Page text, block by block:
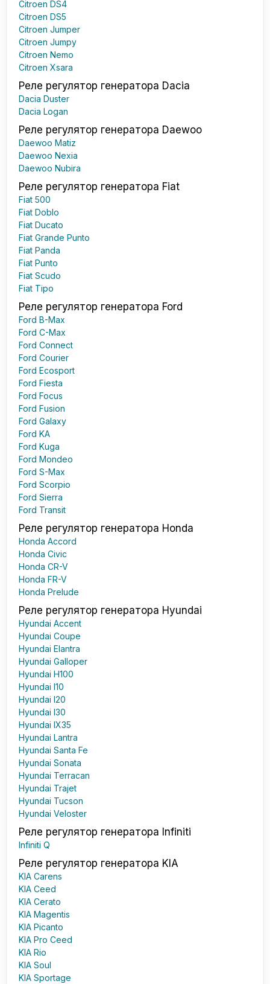
Citroen DS4
Citroen DS5
Citroen Jumper
Citroen Jumpy
Citroen Nemo
Citroen Xsara
Реле регулятор генератора Dacia
Dacia Duster
Dacia Logan
Реле регулятор генератора Daewoo
Daewoo Matiz
Daewoo Nexia
Daewoo Nubira
Реле регулятор генератора Fiat
Fiat 500
Fiat Doblo
Fiat Ducato
Fiat Grande Punto
Fiat Panda
Fiat Punto
Fiat Scudo
Fiat Tipo
Реле регулятор генератора Ford
Ford B-Max
Ford C-Max
Ford Connect
Ford Courier
Ford Ecosport
Ford Fiesta
Ford Focus
Ford Fusion
Ford Galaxy
Ford KA
Ford Kuga
Ford Mondeo
Ford S-Max
Ford Scorpio
Ford Sierra
Ford Transit
Реле регулятор генератора Honda
Honda Accord
Honda Civic
Honda CR-V
Honda FR-V
Honda Prelude
Реле регулятор генератора Hyundai
Hyundai Accent
Hyundai Coupe
Hyundai Elantra
Hyundai Galloper
Hyundai H100
Hyundai I10
Hyundai I20
Hyundai I30
Hyundai IX35
Hyundai Lantra
Hyundai Santa Fe
Hyundai Sonata
Hyundai Terracan
Hyundai Trajet
Hyundai Tucson
Hyundai Veloster
Реле регулятор генератора Infiniti
Infiniti Q
Реле регулятор генератора KIA
KIA Carens
KIA Ceed
KIA Cerato
KIA Magentis
KIA Picanto
KIA Pro Ceed
KIA Rio
KIA Soul
KIA Sportage